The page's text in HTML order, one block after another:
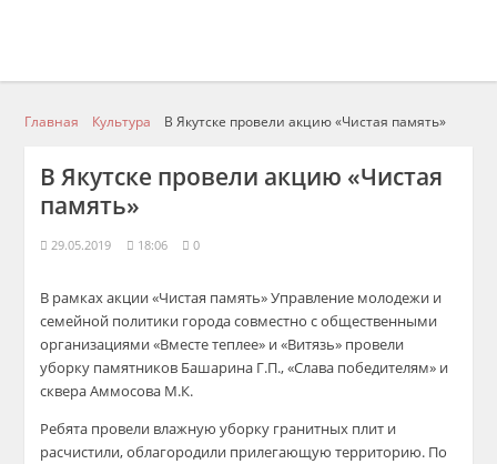
Главная Культура В Якутске провели акцию «Чистая память»
В Якутске провели акцию «Чистая
память»
29.05.2019 18:06 0
В рамках акции «Чистая память» Управление молодежи и
семейной политики города совместно с общественными
организациями «Вместе теплее» и «Витязь» провели
уборку памятников Башарина Г.П., «Слава победителям» и
сквера Аммосова М.К.
Ребята провели влажную уборку гранитных плит и
расчистили, облагородили прилегающую территорию. По